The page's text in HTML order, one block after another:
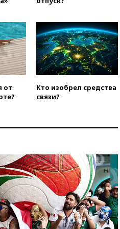
попытке попасть в Россию
вчера, 22:28Бессент
анонсировал скорое
соглашение о прекращении
огня США и Ирана
вчера, 22:15Три человека
получили ножевые ранения
при нападении в Чехии
вчера, 22:00 Путин поручил
области
использовании Starlink для
атак вглубь РФ
вчера, 21:35После пожара на
складе в Брянске возбудили
уголовное дело
вчера, 21:26Лидеры сборной
от
Кто изобрел средства
связи?